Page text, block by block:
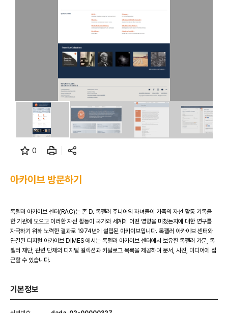
0
아카이브 방문하기
록펠러 아카이브 센터(RAC)는 존 D. 록펠러 주니어의 자녀들이 가족의 자선 활동 기록을
한 기관에 모으고 이러한 자선 활동이 국가와 세계에 어떤 영향을 미쳤는지에 대한 연구를
자극하기 위해 노력한 결과로 1974년에 설립된 아카이브입니다. 록펠러 아카이브 센터와
연결된 디지털 아카이브 DIMES 에서는 록펠러 아카이브 센터에서 보유한 록펠러 가문, 록
펠러 재단, 관련 단체의 디지털 컬렉션과 카탈로그 목록을 제공하며 문서, 사진, 미디어에 접
근할 수 있습니다.
기본정보